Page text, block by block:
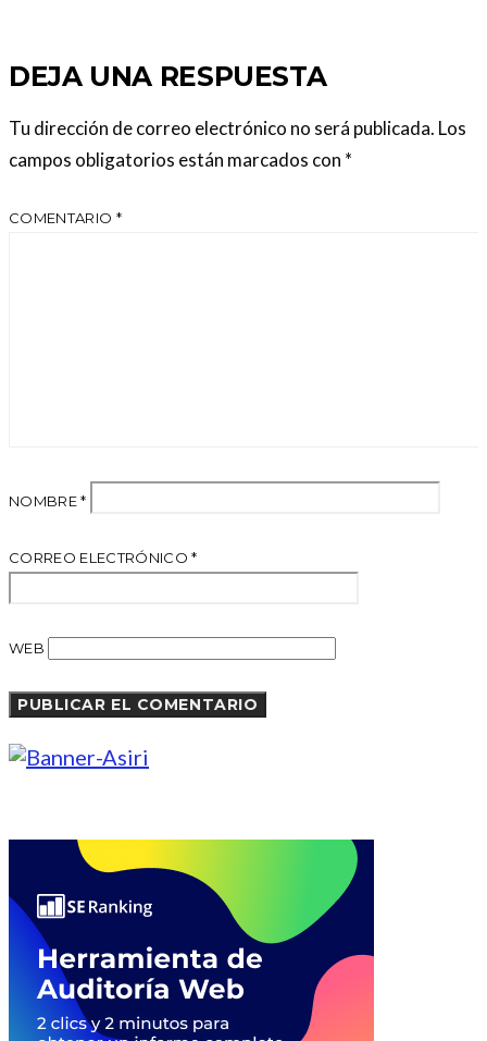
DEJA UNA RESPUESTA
Tu dirección de correo electrónico no será publicada. Los
campos obligatorios están marcados con *
COMENTARIO *
NOMBRE*
CORREO ELECTRÓNICO*
WEB